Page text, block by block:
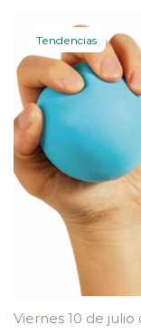
Tendencias
Viernes 10 de julio